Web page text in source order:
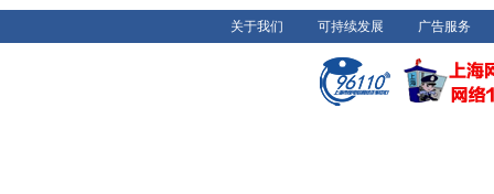
关于我们 可持续发展 广告服务